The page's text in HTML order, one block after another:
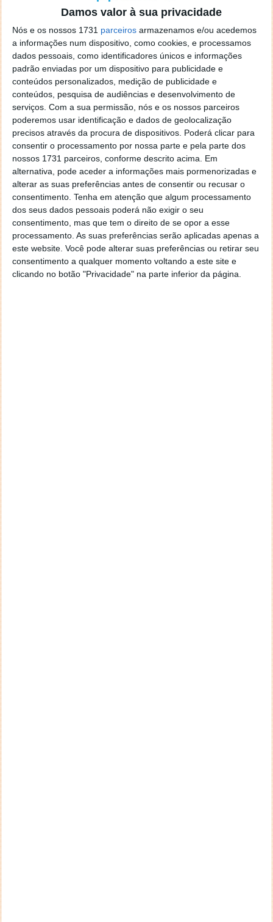
Damos valor à sua privacidade
Nós e os nossos 1731 parceiros armazenamos e/ou acedemos
a informações num dispositivo, como cookies, e processamos
dados pessoais, como identificadores únicos e informações
padrão enviadas por um dispositivo para publicidade e
conteúdos personalizados, medição de publicidade e
conteúdos, pesquisa de audiências e desenvolvimento de
serviços. Com a sua permissão, nós e os nossos parceiros
poderemos usar identificação e dados de geolocalização
precisos através da procura de dispositivos. Poderá clicar para
consentir o processamento por nossa parte e pela parte dos
nossos 1731 parceiros, conforme descrito acima. Em
alternativa, pode aceder a informações mais pormenorizadas e
alterar as suas preferências antes de consentir ou recusar o
consentimento. Tenha em atenção que algum processamento
dos seus dados pessoais poderá não exigir o seu
consentimento, mas que tem o direito de se opor a esse
processamento. As suas preferências serão aplicadas apenas a
este website. Você pode alterar suas preferências ou retirar seu
consentimento a qualquer momento voltando a este site e
clicando no botão "Privacidade" na parte inferior da página.
A seguir, e mantendo a navegação da app Definições
do smartphone Xiaomi, devem procurar a entrada
"Início automático em segundo plano". Dentro desta
área vão encontrar uma lista de app, que podem
estar ou não ativas, devendo ser a primeira a mais
longa.